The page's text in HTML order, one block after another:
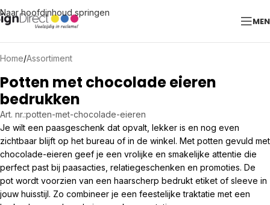
Naar hoofdinhoud springen
Home/Assortiment
Potten met chocolade eieren
bedrukken
Art. nr.:potten-met-chocolade-eieren
Je wilt een paasgeschenk dat opvalt, lekker is en nog even
zichtbaar blijft op het bureau of in de winkel. Met potten gevuld met
chocolade-eieren geef je een vrolijke en smakelijke attentie die
perfect past bij paasacties, relatiegeschenken en promoties. De
pot wordt voorzien van een haarscherp bedrukt etiket of sleeve in
jouw huisstijl. Zo combineer je een feestelijke traktatie met een